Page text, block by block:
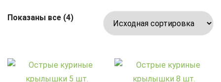
Показаны все (4)